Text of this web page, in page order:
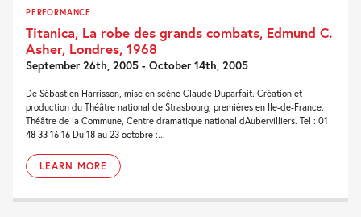
PERFORMANCE
Titanica, La robe des grands combats, Edmund C.
Asher, Londres, 1968
September 26th, 2005 - October 14th, 2005
De Sébastien Harrisson, mise en scène Claude Duparfait. Création et
production du Théâtre national de Strasbourg, premières en Ile-de-France.
Théâtre de la Commune, Centre dramatique national dAubervilliers. Tel : 01
48 33 16 16 Du 18 au 23 octobre :...
LEARN MORE